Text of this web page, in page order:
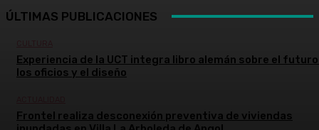
ÚLTIMAS PUBLICACIONES
Experiencia de la UCT integra libro alemán sobre el
los oficios y el diseño
Frontel realiza desconexión preventiva de viviendas